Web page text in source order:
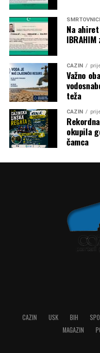
Na
IBRAHIM
CAZIN
Važno
teža
CAZIN
okupila
čamca
CAZIN USK BIH
MAGAZIN